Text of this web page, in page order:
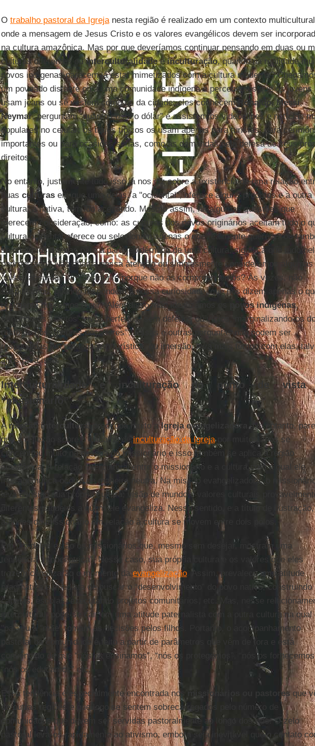
O trabalho pastoral da Igrejanesta região é realizado em um contexto
onde a mensagem de Jesus Cristo e os valores evangélicos devem ser
na cultura amazônica. Mas por que deveríamos continuar pensando em duas ou
culturas diferentes ouinterculturalidadeeinculturação, quando na realidade
povos indígenas parecem já estar mimetizados com a cultura moderna?
um povoado distante ou a uma comunidade indígena e percebemos que os jovens
usam jeans ou se vestem como os da cidade; eles conhecemRonaldo,Messi,
Neymar, perguntam “quanto custa o dólar” e assistem os videoclipes e notícias
populares no celular; os trajes típicos os usam apenas para turistas, para
importantes ou para ocasiões sérias, como as demandas pela defesa de seus
direitos.
No entanto, justamente tudo isso já nos diz sobre a existência de uma relação
duas culturasem que uma delas, a "ocidental", oferece alguns produtos e a outra
cultura, a nativa, tem ido aceitando. Mesmo assim, há algumas questões que
merecem consideração, como: as culturas dos povos originários aceitam tudo o
cultura ocidental oferece ou selecionam apenas o que realmente querem? ou
se olharmos apenas para a parte epidérmica de uma cultura, significa que tudo
padronizado? Não chama nossa atenção ou simplesmente consideramos algumas
coisas absurdas simplesmente porque não as compreendemos? Às vezes, não
suspeitamos, quando respondem à nossa curiosidade, que nos dizem apenas o
realmente queremos ouvir? Além disso, não idealizamos os
povos indígenas,
tornando-os "santos" vivos perfeitos, sem defeitos ou vícios, marginalizando-os
resto de nós, "pobres pecadores"? Essas e outras perguntas não podem ser
respondidas em uma viagem turística, ou imersão, leva mais tempo com elas,
anos para isso.
Interculturalidade e inculturação do ponto de vista
“missionário”
Arelação intercultural preocupa muito aIgreja evangelizadora
. No entanto,
que a reflexão sobre o trabalho deinculturação da Igrejapor muitos anos se
concentrou muito na pessoa do missionário e isso também se aplica à região
amazônica. A relação intercultural entre o missionário e a cultura com a qual ele
interage nunca ocorre de maneira neutra. Na missão evangelizadora, o
leva consigo sua própria cultura, visão de mundo e valores culturais
diferentes daqueles a quem ele evangeliza. Nesse sentido, e a título de
atitudes do missionário em relação à cultura se movem entre dois pólos.
Em um deles estão os missionários que, mesmo sem desejar, mostram uma
tendência "etnocêntrica". Nesse caso, sua própria cultura e os valores que eles
trazem canalizarão o momento da evangelização. Assim, prevalece uma atitude
pragmática e imediata de buscar o “desenvolvimento” do povo nativo, construindo
capelas, escolas, executando projetos comunitários, etc. Mas, nesse
intercultural, pode-se cair em uma atitude paternalista com a outra cultura na qual
"pai" ou a "mãe" tomam as decisões pelos filhos. Portanto, o acompanhamento
pastoral da comunidade é feito a partir de parâmetros que vêm de fora e está
convencido de que “nós os ensinamos”, “nós os protegemos”, “nós os
“nós os educamos” etc.
Essa tendência é especialmente encontrada nos missionários ou pastoresque
de outras regiões e que logo se sentem sobrecarregados pelo número de
comunidades que devem ser servidas pastoralmente ao longo dos rios. O zelo
pastoral leva-os rapidamente ao ativismo, embora seja inevitável que o contato